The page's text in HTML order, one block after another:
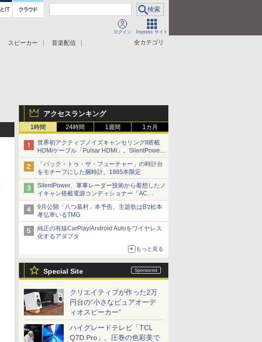
ログイン Impress サイト
全カテゴリ
スピーカー
音楽配信
アクセスランキング
1時間 24時間 1週間 1カ月
世界初アクティブノイズキャンセリングII搭載
HDMIケーブル「Pulsar HDMI」。SilentPower
から
「バック・トゥ・ザ・フューチャー」の時計台
をモチーフにした腕時計。1985本限定
SilentPower、軍事レーダー技術から着想したノ
イキャン搭載電源コンディショナー「AC
iPurifier2」
9月公開「八つ墓村」本予告。主題歌はB'z松本
孝弘率いるTMG
純正の有線CarPlay/Android Autoをワイヤレス
化するアダプタ
もっと見る
Special Site
クリエイティブが作った2万
円台の“小さなピュアオーデ
ィオスピーカー”
ハイグレードテレビ「TCL
Q7D Pro」。圧巻の色彩美で